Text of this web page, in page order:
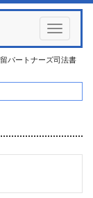
Toggle
パートナーズ司法書